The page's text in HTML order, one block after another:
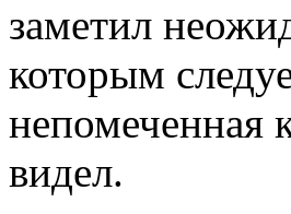
заметил
которым
непомеченная
видел.